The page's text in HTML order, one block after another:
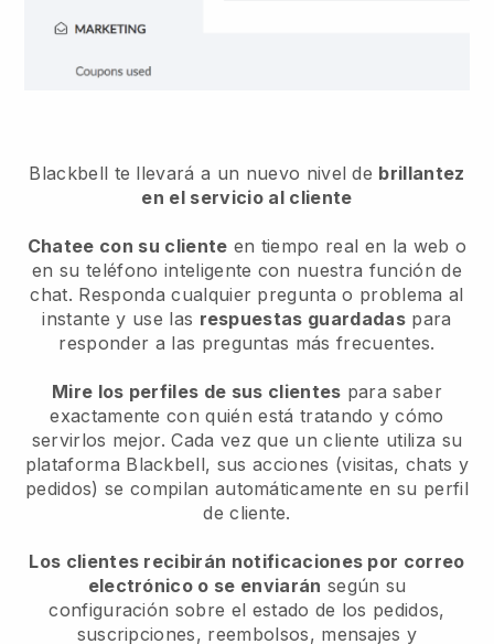
Blackbell te llevará a un nuevo nivel de brillantez
en el servicio al cliente
Chatee con su cliente en tiempo real en la web o
en su teléfono inteligente con nuestra función de
chat. Responda cualquier pregunta o problema al
instante y use las respuestas guardadaspara
responder a las preguntas más frecuentes.
Mire los perfiles de sus clientes para saber
exactamente con quién está tratando y cómo
servirlos mejor. Cada vez que un cliente utiliza su
plataforma Blackbell, sus acciones (visitas, chats y
pedidos) se compilan automáticamente en su perfil
de cliente.
Los clientes recibirán notificaciones por correo
electrónico o se enviarán según su
configuración sobre el estado de los pedidos,
suscripciones, reembolsos, mensajes y